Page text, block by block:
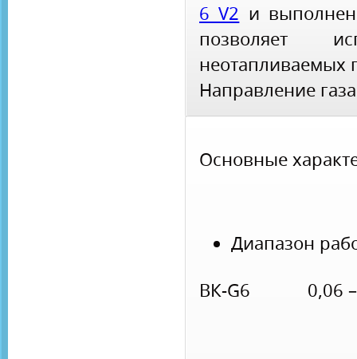
6 V2 и
позволяет
неотапливаемых
Направление
Основные
Диапазон
ВК-G6 0,06 –